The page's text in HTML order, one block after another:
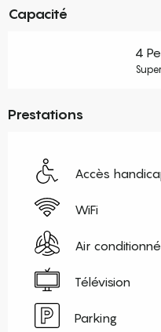
Capacité
4
Prestations
Accès
WiFi
Air conditionné
Télévision
Parking